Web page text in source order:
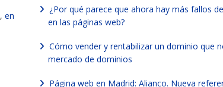
, en
¿Por qué parece que ahora hay más fallos
en las páginas web?
Cómo vender y rentabilizar un dominio que
mercado de dominios
Página web en Madrid: Alianco. Nueva